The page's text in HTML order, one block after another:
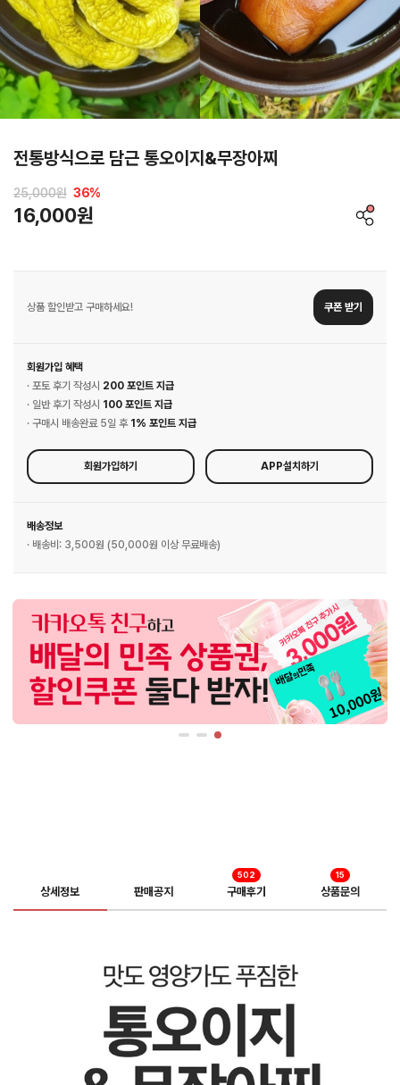
전통방식으로 담근 통오이지&무장아찌
25,000원 36%
16,000원
상품 할인받고 구매하세요! 쿠폰 받기
회원가입 혜택
· 포토 후기 작성시 200 포인트 지급
· 일반 후기 작성시 100 포인트 지급
· 구매시 배송완료 5일 후 1% 포인트 지급
회원가입하기 APP설치하기
배송정보
· 배송비: 3,500원 (50,000원 이상 무료배송)
상세정보 판매공지 구매후기
502
상품문의
15